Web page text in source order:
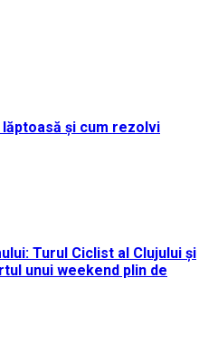
și cum rezolvi
Turul Ciclist al Clujului și
unui weekend plin de